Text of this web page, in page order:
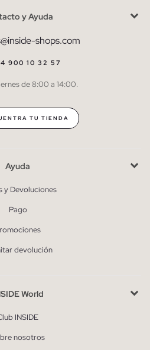
de privacidad
SUSCRIBIRME
en cualquier momento.
y Ayuda
shops.com
900 10 32 57
de 8:00 a 14:00.
TU TIENDA
Ayuda
y Devoluciones
Pago
devolución
World
INSIDE
nosotros